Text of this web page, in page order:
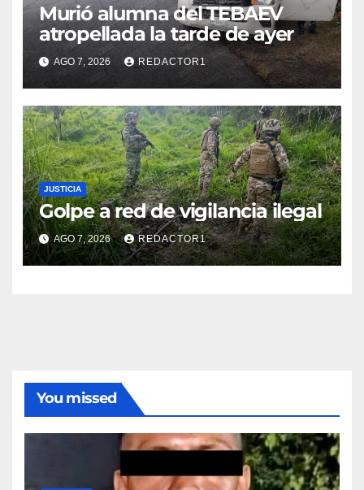
Murió alumna del TEBAEV
atropellada la tarde de ayer
AGO 7, 2026 REDACTOR1
JUSTICIA
Golpe a red de vigilancia ilegal
AGO 7, 2026 REDACTOR1
You missed